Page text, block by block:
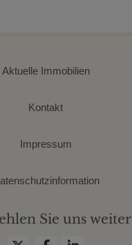
Aktuelle Immobilien
Kontakt
Impressum
Sie uns weiter